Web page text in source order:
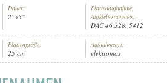
Dauer:
2' 55"
Plattenaufnahme,
Aufklebernummer:
DAC 46.328, 5412
Plattengröße:
25 cm
Aufnahmeart:
elektromos